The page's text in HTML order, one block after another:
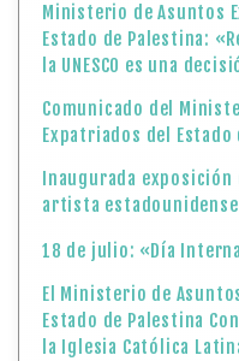
Ministerio de Asuntos
Estado de Palestina:
la UNESCO es una
Comunicado del
Expatriados del Estado
Inaugurada
artista
18 de julio: «Día
El Ministerio de
Estado de Palestina
la Iglesia Católica